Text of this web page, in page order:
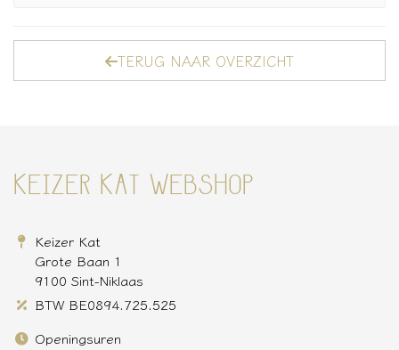
TERUG NAAR OVERZICHT
KEIZER KAT WEBSHOP
Keizer Kat
Grote Baan 1
9100 Sint-Niklaas
BTW BE0894.725.525
Openingsuren